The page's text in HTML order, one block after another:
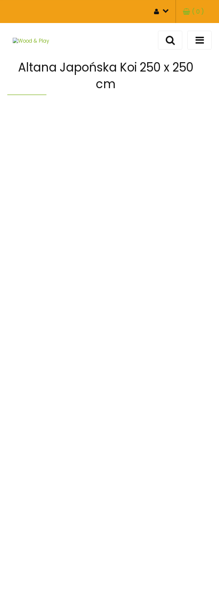
ZALOGUJ SIĘ
DODAJ ZGŁOSZENIE
( 0 )
Altana Japońska Koi 250 x 250
cm